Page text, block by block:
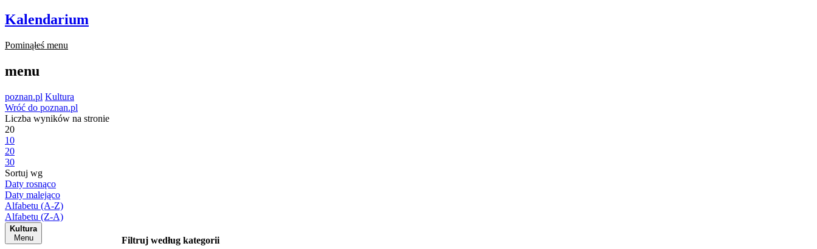
Kalendarium
Pominąłeś menu
menu
poznan.pl Kultura
Wróć do poznan.pl
Liczba wyników na stronie
20
10
20
30
Sortuj wg
Daty rosnąco
Daty malejąco
Alfabetu (A-Z)
Alfabetu (Z-A)
Kultura
Menu
Filtruj według kategorii